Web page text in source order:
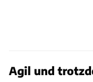
Agil und